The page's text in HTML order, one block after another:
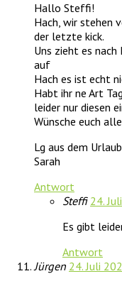
Hallo Steffi!
Hach, wir stehen
der letzte kick.
Uns zieht es nach
auf
Hach es ist echt
Habt ihr ne Art
leider nur diesen
Wünsche euch
Lg aus dem
Sarah
Antwort
Steffi 24.
Es gibt
Antwort
Jürgen 24. Juli